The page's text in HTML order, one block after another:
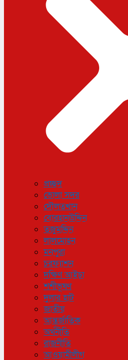
লাইফস্টাইল
সোশ্যাল মিডিয়া
বিজ্ঞান ও প্রযুক্তি
বিশেষ প্রতিবেদন
শেয়ার বাজার
বিচিত্র সংবাদ
সাক্ষাৎকার
সড়ক দুর্ঘটনা
অপরাধ
প্রচ্ছদ
ভোলা সদর
দৌলতখান
বোরহানউদ্দিন
তজুমদ্দিন
লালমোহন
মনপুরা
চরফ্যাশন
দক্ষিণ আইচা
শশীভূষণ
দুলার হাট
জাতীয়
আন্তর্জাতিক
অর্থনীতি
রাজনীতি
আওয়ামীলীগ